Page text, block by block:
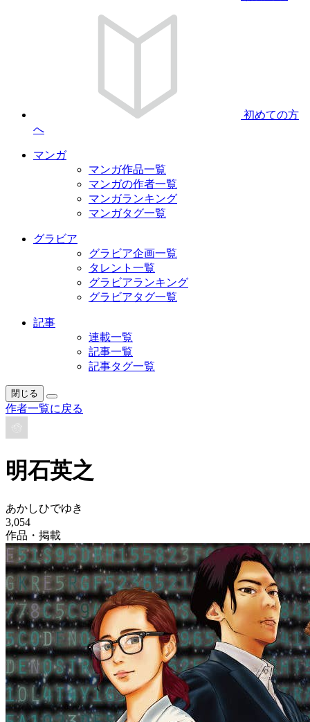
初めての方
へ
マンガ
マンガ作品一覧
マンガの作者一覧
マンガランキング
マンガタグ一覧
グラビア
グラビア企画一覧
タレント一覧
グラビアランキング
グラビアタグ一覧
記事
連載一覧
記事一覧
記事タグ一覧
閉じる
作者一覧に戻る
明石英之
あかしひでゆき
3,054
作品・掲載